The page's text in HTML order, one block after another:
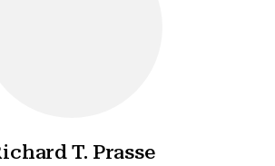
T. Prasse